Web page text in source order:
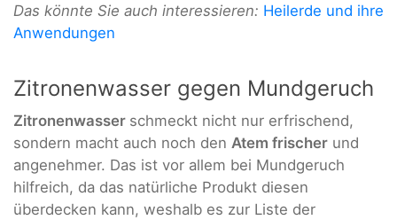
Das könnte Sie auch interessieren: Heilerde und ihre
Anwendungen
Zitronenwasser gegen Mundgeruch
Zitronenwasser schmeckt nicht nur erfrischend,
sondern macht auch noch den Atem frischer und
angenehmer. Das ist vor allem bei Mundgeruch
hilfreich, da das natürliche Produkt diesen
überdecken kann, weshalb es zur Liste der